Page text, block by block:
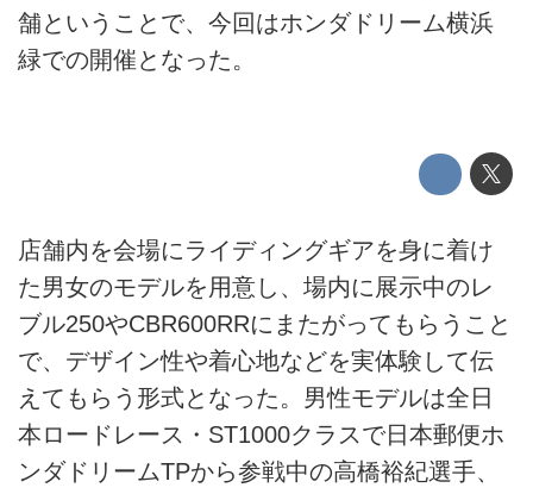
舗ということで、今回はホンダドリーム横浜
緑での開催となった。
店舗内を会場にライディングギアを身に着け
た男女のモデルを用意し、場内に展示中のレ
ブル250やCBR600RRにまたがってもらうこと
で、デザイン性や着心地などを実体験して伝
えてもらう形式となった。男性モデルは全日
本ロードレース・ST1000クラスで日本郵便ホ
ンダドリームTPから参戦中の高橋裕紀選手、